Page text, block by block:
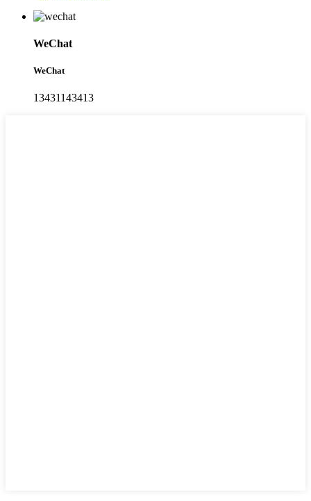
WeChat
WeChat
13431143413